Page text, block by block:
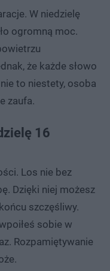
W niedzielę
ogromną moc.
że każde słowo
to niestety, osoba
zaufa.
16
Los nie bez
Dzięki niej możesz
szczęśliwy.
sobie w
Rozpamiętywanie